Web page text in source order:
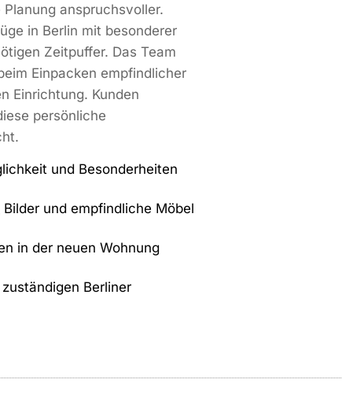
anspruchsvoller.
in Berlin mit besonderer
Zeitpuffer. Das Team
Einpacken empfindlicher
Einrichtung. Kunden
persönliche
und Besonderheiten
und empfindliche Möbel
in der neuen Wohnung
Berliner